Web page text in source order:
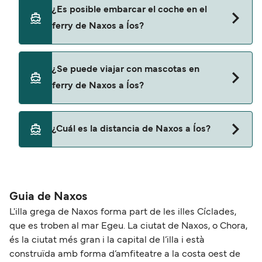
a Íos con:
¿Es posible embarcar el coche en el
ferry de Naxos a Íos?
con
¿Se puede viajar con mascotas en
ferry de Naxos a Íos?
Sí, podrás viajar con mascotas a bordo en tu
ferry. Puede que necesites el pasaporte de tus
SeaJets
¿Cuál es la distancia de Naxos a Íos?
Guia de Naxos
L'illa grega de Naxos forma part de les illes Cíclades,
que es troben al mar Egeu. La ciutat de Naxos, o Chora,
és la ciutat més gran i la capital de l’illa i està
construïda amb forma d’amfiteatre a la costa oest de